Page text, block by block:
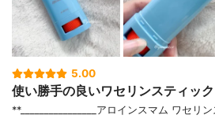
5.00
使い勝手の良いワセリンスティック
**⁡________________⁡アロインス⁡マム ワセリ